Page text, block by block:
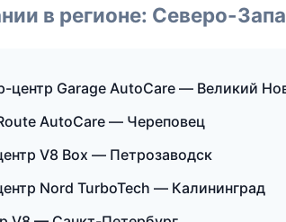
в регионе: Северо-
центр Garage AutoCare — Великий
AutoCare — Череповец
V8 Box — Петрозаводск
Nord TurboTech — Калининград